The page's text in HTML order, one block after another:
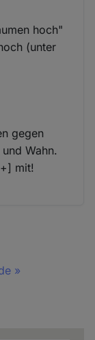
hoch"
(unter
gegen
Wahn.
mit!
»